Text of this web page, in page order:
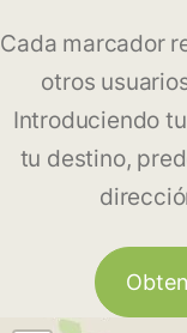
Cada marcador
otros
Introduciendo
tu destino,